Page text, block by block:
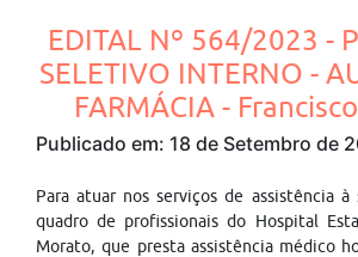
EDITAL Nº 564/2023 -
SELETIVO INTERNO -
FARMÁCIA -
Publicado em: 18 de Setembro de
Para atuar nos serviços de assistência
quadro de profissionais do Hospital
Morato, que presta assistência médico